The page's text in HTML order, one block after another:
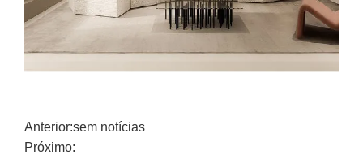
Anterior:sem notícias
Próximo: